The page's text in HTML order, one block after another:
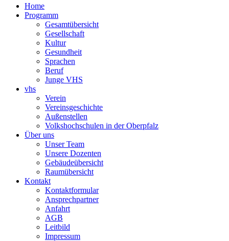
Home
Programm
Gesamtübersicht
Gesellschaft
Kultur
Gesundheit
Sprachen
Beruf
Junge VHS
vhs
Verein
Vereinsgeschichte
Außenstellen
Volkshochschulen in der Oberpfalz
Über uns
Unser Team
Unsere Dozenten
Gebäudeübersicht
Raumübersicht
Kontakt
Kontaktformular
Ansprechpartner
Anfahrt
AGB
Leitbild
Impressum